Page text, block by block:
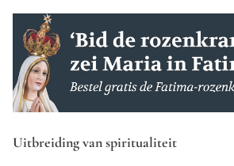
Uitbreiding van spiritualiteit